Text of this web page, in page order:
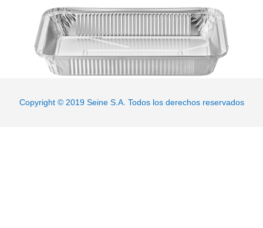
Q506400
Copyright © 2019 Seine S.A. Todos los derechos reservados